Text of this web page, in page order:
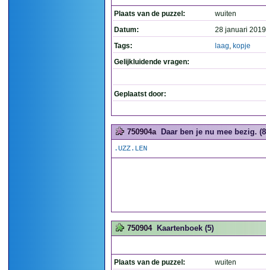
Plaats van de puzzel:
wuiten
Datum:
28 januari
Tags:
laag, kopje
Gelijkluidende vragen:
Geplaatst door:
750904a Daar ben je nu mee bezig.
.UZZ.LEN
750904 Kaartenboek (5)
Plaats van de puzzel: wuiten